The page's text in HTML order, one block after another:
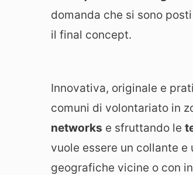
domanda che si sono
il final concept.
Innovativa, originale e
comuni di volontariato in
networks e sfruttando le
vuole essere un collante e
geografiche vicine o con